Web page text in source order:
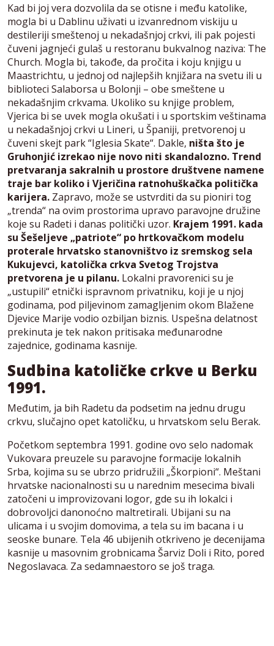
Kad bi joj vera dozvolila da se otisne i među katolike,
mogla bi u Dablinu uživati u izvanrednom viskiju u
destileriji smeštenoj u nekadašnjoj crkvi, ili pak pojesti
čuveni jagnjeći gulaš u restoranu bukvalnog naziva: The
Church. Mogla bi, takođe, da pročita i koju knjigu u
Maastrichtu, u jednoj od najlepših knjižara na svetu ili u
biblioteci Salaborsa u Bolonji – obe smeštene u
nekadašnjim crkvama. Ukoliko su knjige problem,
Vjerica bi se uvek mogla okušati i u sportskim veštinama
u nekadašnjoj crkvi u Lineri, u Španiji, pretvorenoj u
čuveni skejt park “Iglesia Skate“. Dakle, ništa što je
Gruhonjić izrekao nije novo niti skandalozno. Trend
pretvaranja sakralnih u prostore društvene namene
traje bar koliko i Vjeričina ratnohuškačka politička
karijera. Zapravo, može se ustvrditi da su pioniri tog
„trenda“ na ovim prostorima upravo paravojne družine
koje su Radeti i danas politički uzor. Krajem 1991. kada
su Šešeljeve „patriote“ po hrtkovačkom modelu
proterale hrvatsko stanovništvo iz sremskog sela
Kukujevci, katolička crkva Svetog Trojstva
pretvorena je u pilanu. Lokalni pravorenici su je
„ustupili“ etnički ispravnom privatniku, koji je u njoj
godinama, pod piljevinom zamagljenim okom Blažene
Djevice Marije vodio ozbiljan biznis. Uspešna delatnost
prekinuta je tek nakon pritisaka međunarodne
zajednice, godinama kasnije.
Sudbina katoličke crkve u Berku
1991.
Međutim, ja bih Radetu da podsetim na jednu drugu
crkvu, slučajno opet katoličku, u hrvatskom selu Berak.
Početkom septembra 1991. godine ovo selo nadomak
Vukovara preuzele su paravojne formacije lokalnih
Srba, kojima su se ubrzo pridružili „Škorpioni“. Meštani
hrvatske nacionalnosti su u narednim mesecima bivali
zatočeni u improvizovani logor, gde su ih lokalci i
dobrovoljci danonoćno maltretirali. Ubijani su na
ulicama i u svojim domovima, a tela su im bacana i u
seoske bunare. Tela 46 ubijenih otkriveno je decenijama
kasnije u masovnim grobnicama Šarviz Doli i Rito, pored
Negoslavaca. Za sedamnaestoro se još traga.